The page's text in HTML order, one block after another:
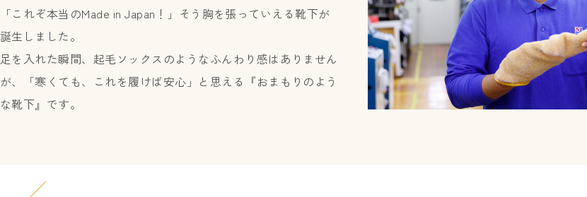
「これぞ本当のMade in Japan！」そう胸を張っていえる靴下が
誕生しました。
足を入れた瞬間、起毛ソックスのようなふんわり感はありません
が、「寒くても、これを履けば安心」と思える『おまもりのよう
な靴下』です。